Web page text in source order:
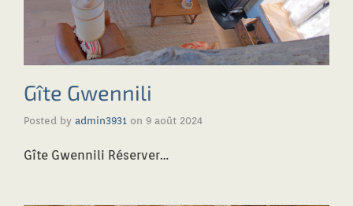
Gîte Gwennili
Posted by admin3931 on 9 août 2024
Gîte Gwennili Réserver…